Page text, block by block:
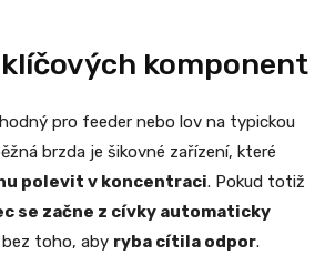
komponent
pro feeder nebo lov na typickou
brzda je šikovné zařízení, které
polevit v koncentraci. Pokud totiž
se začne z cívky automaticky
toho, aby ryba cítila odpor.